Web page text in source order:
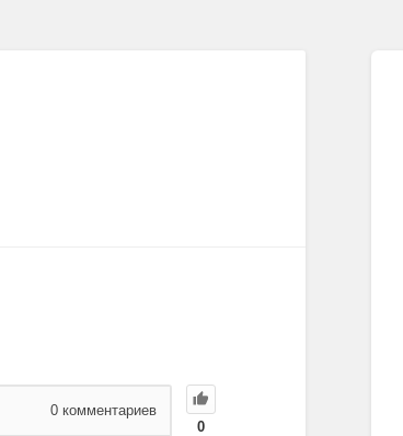
0
0 комментариев